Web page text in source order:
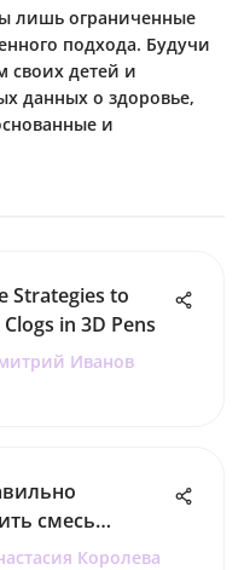
лишь ограниченные
подхода. Будучи
своих детей и
данных о здоровье,
и
Strategies to
in 3D Pens
Иванов
смесь
для детей
Королева